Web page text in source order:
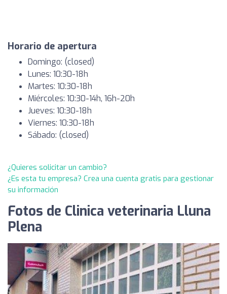
Horario de apertura
Domingo: (closed)
Lunes: 10:30-18h
Martes: 10:30-18h
Miércoles: 10:30-14h, 16h-20h
Jueves: 10:30-18h
Viernes: 10:30-18h
Sábado: (closed)
¿Quieres solicitar un cambio?
¿Es esta tu empresa? Crea una cuenta gratis para gestionar
su información
Fotos de Clinica veterinaria Lluna
Plena